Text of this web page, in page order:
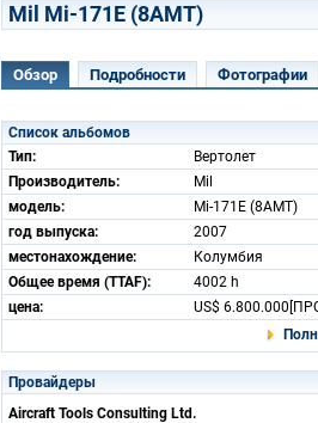
Mil Mi-171E (8AMT)
Обзор Подробности Фотографии
Список альбомов
Тип:
Вертолет
Производитель:
Mil
модель:
Mi-171E (8AMT)
год выпуска:
2007
местонахождение:
Колумбия
Общее время (TTAF):
4002 h
цена:
US$
Провайдеры
Aircraft Tools Consulting Ltd.